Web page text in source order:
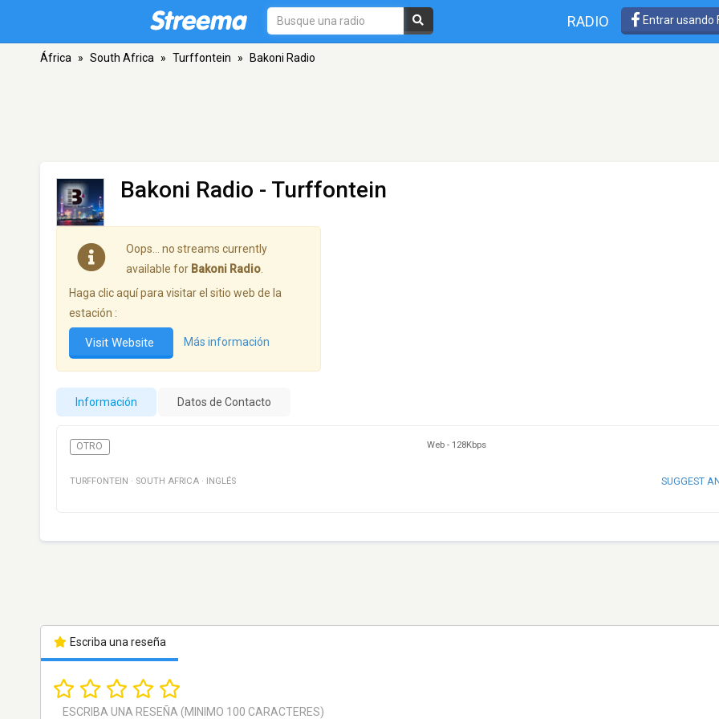
RADIO Entrar usando
África » South Africa » Turffontein » Bakoni Radio
Bakoni Radio - Turffontein
Oops… no streams currently
available for Bakoni Radio
Haga clic aquí para visitar el sitio web de la
estación :
Visit Website Más información
Información Datos de Contacto
OTRO Web - 128Kbps
TURFFONTEIN · SOUTH AFRICA · INGLÉS SUGGEST
Escriba una reseña